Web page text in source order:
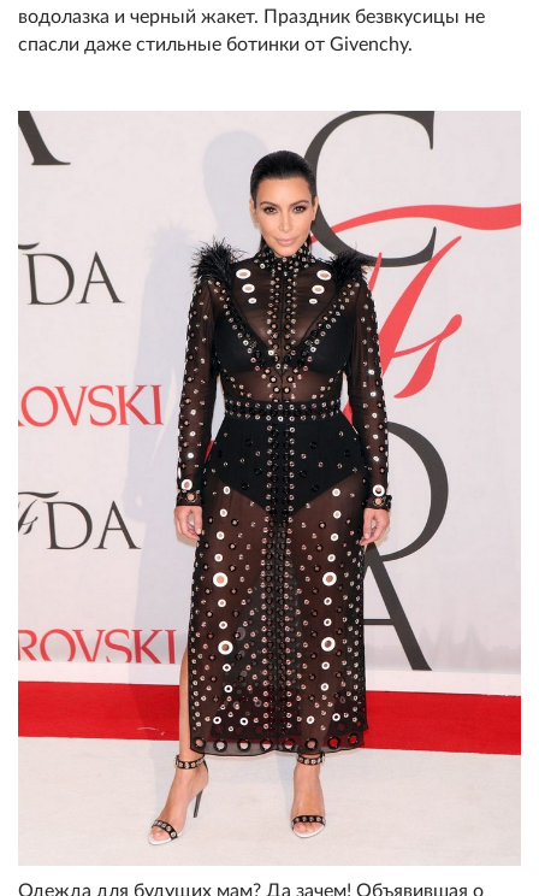
водолазка и черный жакет. Праздник безвкусицы не
спасли даже стильные ботинки от Givenchy.
Одежда для будущих мам? Да зачем! Объявившая о